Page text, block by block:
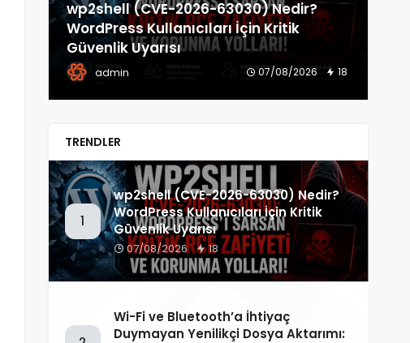
Wi-Fi ve Bluetooth’a İhtiyaç Duymayan
Yenilikçi Dosya Aktarımı: Decimen
Optical Transfer!
admin 03/08/2026 38
TRENDLER
1
wp2shell (CVE-2026-63030) Nedir?
WordPress Kullanıcıları İçin Kritik
Güvenlik Uyarısı
07/08/2026 18
Wi-Fi ve Bluetooth’a İhtiyaç
Duymayan Yenilikçi Dosya Aktarımı: